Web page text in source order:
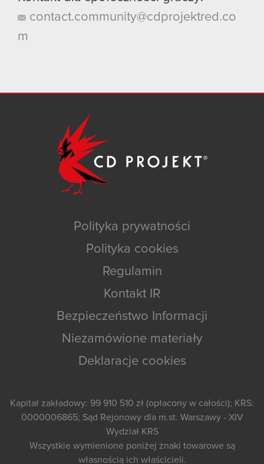
contact.community@cdprojektred.co
m
Polityka prywatności
Polityka cookies
Regulamin
Kontakt IR
Bezpieczeństwo Informacji
Niezamówione materiały
Deklaracje cookies
Kapitał zakładowy: 99 910 510 zł (opłacony w całości); KRS:
0000006865; Sąd Rejonowy dla m.st. Warszawy - XIV
Wydział KRS
Wszystkie wymienione poniżej znaki towarowe są
własnością ich właścicieli.